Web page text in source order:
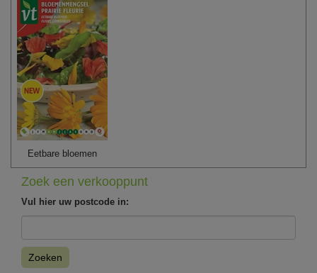
Eetbare bloemen
Zoek een verkooppunt
Vul hier uw postcode in:
Zoeken